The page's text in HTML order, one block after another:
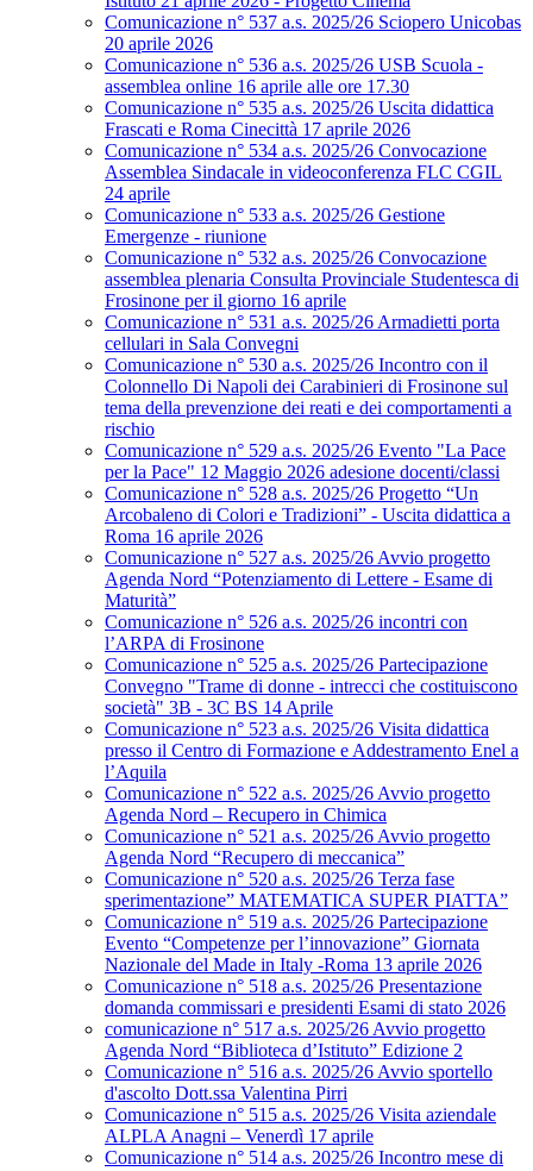
Comunicazione n° 537 a.s. 2025/26 Sciopero Unicobas
20 aprile 2026
Comunicazione n° 536 a.s. 2025/26 USB Scuola -
assemblea online 16 aprile alle ore 17.30
Comunicazione n° 535 a.s. 2025/26 Uscita didattica
Frascati e Roma Cinecittà 17 aprile 2026
Comunicazione n° 534 a.s. 2025/26 Convocazione
Assemblea Sindacale in videoconferenza FLC CGIL
24 aprile
Comunicazione n° 533 a.s. 2025/26 Gestione
Emergenze - riunione
Comunicazione n° 532 a.s. 2025/26 Convocazione
assemblea plenaria Consulta Provinciale Studentesca di
Frosinone per il giorno 16 aprile
Comunicazione n° 531 a.s. 2025/26 Armadietti porta
cellulari in Sala Convegni
Comunicazione n° 530 a.s. 2025/26 Incontro con il
Colonnello Di Napoli dei Carabinieri di Frosinone sul
tema della prevenzione dei reati e dei comportamenti a
rischio
Comunicazione n° 529 a.s. 2025/26 Evento "La Pace
per la Pace" 12 Maggio 2026 adesione docenti/classi
Comunicazione n° 528 a.s. 2025/26 Progetto “Un
Arcobaleno di Colori e Tradizioni” - Uscita didattica a
Roma 16 aprile 2026
Comunicazione n° 527 a.s. 2025/26 Avvio progetto
Agenda Nord “Potenziamento di Lettere - Esame di
Maturità”
Comunicazione n° 526 a.s. 2025/26 incontri con
l’ARPA di Frosinone
Comunicazione n° 525 a.s. 2025/26 Partecipazione
Convegno "Trame di donne - intrecci che costituiscono
società" 3B - 3C BS 14 Aprile
Comunicazione n° 523 a.s. 2025/26 Visita didattica
presso il Centro di Formazione e Addestramento Enel a
l’Aquila
Comunicazione n° 522 a.s. 2025/26 Avvio progetto
Agenda Nord – Recupero in Chimica
Comunicazione n° 521 a.s. 2025/26 Avvio progetto
Agenda Nord “Recupero di meccanica”
Comunicazione n° 520 a.s. 2025/26 Terza fase
sperimentazione” MATEMATICA SUPER PIATTA”
Comunicazione n° 519 a.s. 2025/26 Partecipazione
Evento “Competenze per l’innovazione” Giornata
Nazionale del Made in Italy -Roma 13 aprile 2026
Comunicazione n° 518 a.s. 2025/26 Presentazione
domanda commissari e presidenti Esami di stato 2026
comunicazione n° 517 a.s. 2025/26 Avvio progetto
Agenda Nord “Biblioteca d’Istituto” Edizione 2
Comunicazione n° 516 a.s. 2025/26 Avvio sportello
d'ascolto Dott.ssa Valentina Pirri
Comunicazione n° 515 a.s. 2025/26 Visita aziendale
ALPLA Anagni – Venerdì 17 aprile
Comunicazione n° 514 a.s. 2025/26 Incontro mese di